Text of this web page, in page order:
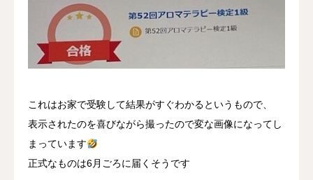
これはお家で受験して結果がすぐわかるというもので、
表示されたのを喜びながら撮ったので変な画像になってし
まっています
正式なものは6月ごろに届くそうです